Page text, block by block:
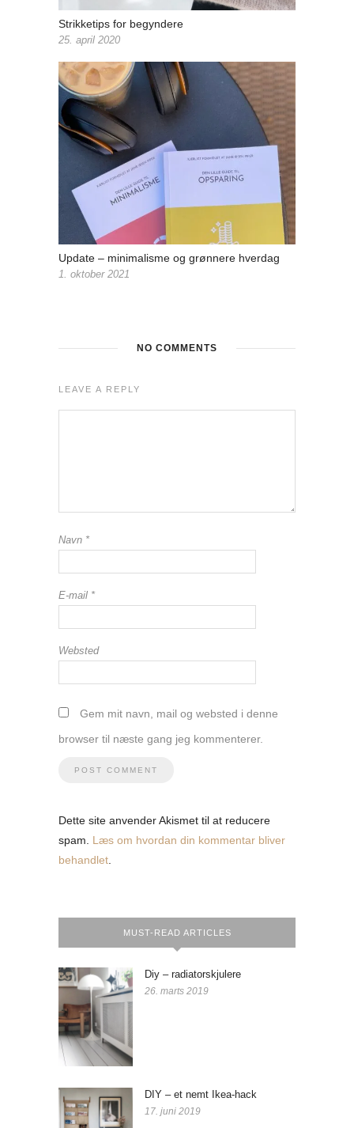
Strikketips for begyndere
25. april 2020
Update – minimalisme og grønnere hverdag
1. oktober 2021
NO COMMENTS
LEAVE A REPLY
Navn *
E-mail *
Websted
Gem mit navn, mail og websted i denne
browser til næste gang jeg kommenterer.
Dette site anvender Akismet til at reducere
spam. Læs om hvordan din kommentar bliver
behandlet
MUST-READ ARTICLES
Diy – radiatorskjulere
26. marts 2019
DIY – et nemt Ikea-hack
17. juni 2019